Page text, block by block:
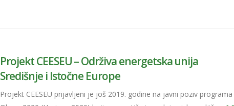
Projekt CEESEU – Održiva energetska unija
Središnje i Istočne Europe
Projekt CEESEU prijavljeni je još 2019. godine na javni poziv programa